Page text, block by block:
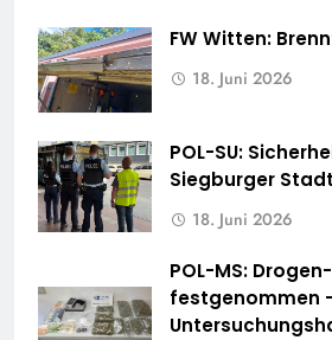
FW Witten:
18. Juni 2026
POL-SU:
Siegburger
18. Juni 2026
POL-MS:
festgenommen